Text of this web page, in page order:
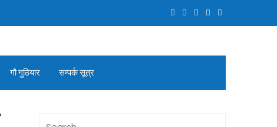
गौ गुठियार सम्पर्क सूत्र